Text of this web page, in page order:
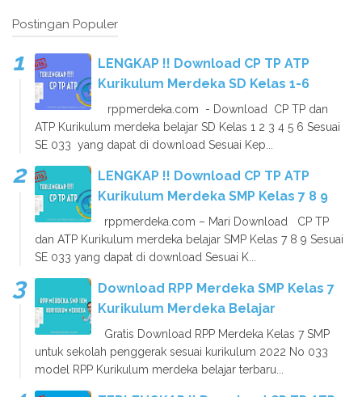
Postingan Populer
LENGKAP !! Download CP TP ATP
Kurikulum Merdeka SD Kelas 1-6
rppmerdeka.com - Download CP TP dan
ATP Kurikulum merdeka belajar SD Kelas 1 2 3 4 5 6 Sesuai
SE 033 yang dapat di download Sesuai Kep...
LENGKAP !! Download CP TP ATP
Kurikulum Merdeka SMP Kelas 7 8 9
rppmerdeka.com – Mari Download CP TP
dan ATP Kurikulum merdeka belajar SMP Kelas 7 8 9 Sesuai
SE 033 yang dapat di download Sesuai K...
Download RPP Merdeka SMP Kelas 7
Kurikulum Merdeka Belajar
Gratis Download RPP Merdeka Kelas 7 SMP
untuk sekolah penggerak sesuai kurikulum 2022 No 033
model RPP Kurikulum merdeka belajar terbaru...